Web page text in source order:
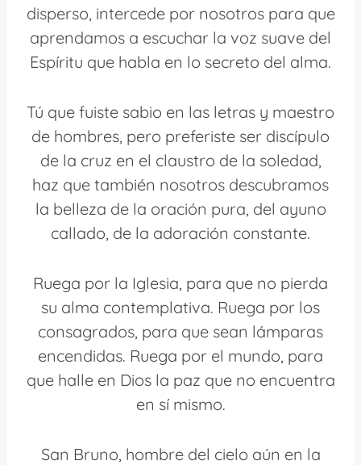
disperso, intercede por nosotros para que
aprendamos a escuchar la voz suave del
Espíritu que habla en lo secreto del alma.
Tú que fuiste sabio en las letras y maestro
de hombres, pero preferiste ser discípulo
de la cruz en el claustro de la soledad,
haz que también nosotros descubramos
la belleza de la oración pura, del ayuno
callado, de la adoración constante.
Ruega por la Iglesia, para que no pierda
su alma contemplativa. Ruega por los
consagrados, para que sean lámparas
encendidas. Ruega por el mundo, para
que halle en Dios la paz que no encuentra
en sí mismo.
San Bruno, hombre del cielo aún en la